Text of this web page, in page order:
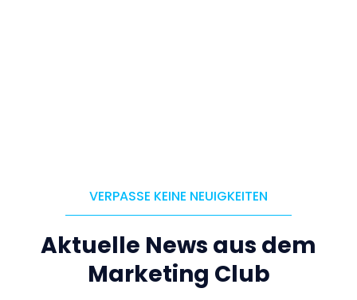
VERPASSE KEINE NEUIGKEITEN
Aktuelle News aus dem
Marketing Club